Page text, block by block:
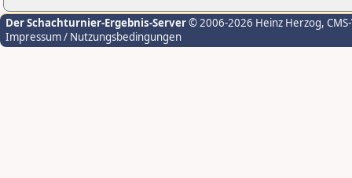
Der Schachturnier-Ergebnis-Server© 2006-2026 Heinz Herzog,
Impressum / Nutzungsbedingungen